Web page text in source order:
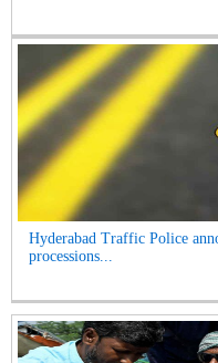
Hyderabad Traffic Police
processions...